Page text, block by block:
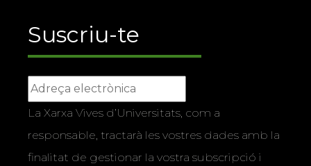
Suscriu-te
La Xarxa Vives d’Universitats, com a
responsable, tractarà les vostres dades amb la
finalitat de gestionar la vostra subscripció i